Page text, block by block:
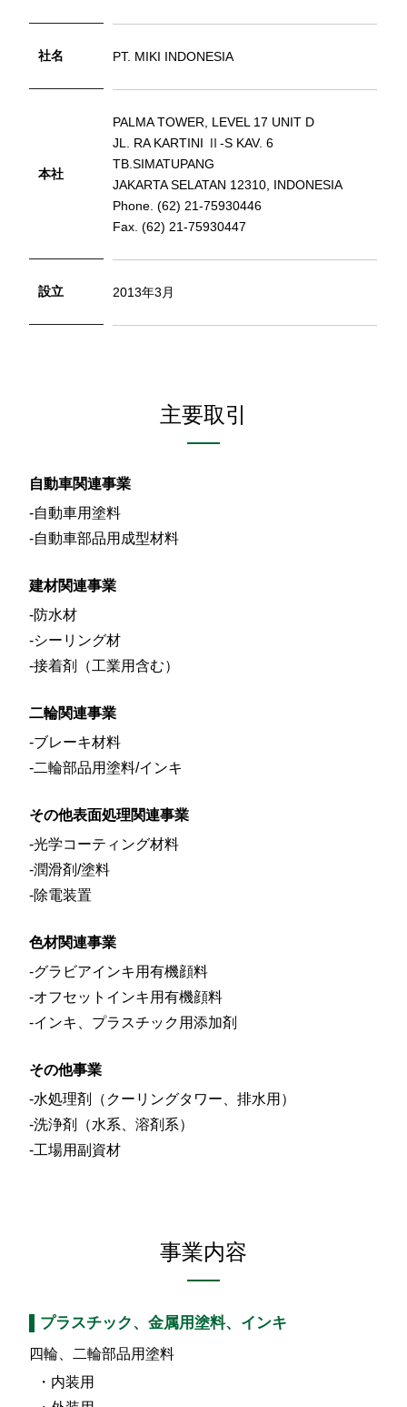
社名 PT. MIKI INDONESIA
本社
PALMA TOWER, LEVEL 17 UNIT D
JL. RA KARTINI Ⅱ-S KAV. 6
TB.SIMATUPANG
JAKARTA SELATAN 12310, INDONESIA
Phone. (62) 21-75930446
Fax. (62) 21-75930447
設立 2013年3月
主要取引
自動車関連事業
自動車用塗料
自動車部品用成型材料
建材関連事業
防水材
シーリング材
接着剤（工業用含む）
二輪関連事業
ブレーキ材料
二輪部品用塗料/インキ
その他表面処理関連事業
光学コーティング材料
潤滑剤/塗料
除電装置
色材関連事業
グラビアインキ用有機顔料
オフセットインキ用有機顔料
インキ、プラスチック用添加剤
その他事業
水処理剤（クーリングタワー、排水用）
洗浄剤（水系、溶剤系）
工場用副資材
事業内容
プラスチック、金属用塗料、インキ
四輪、二輪部品用塗料
内装用